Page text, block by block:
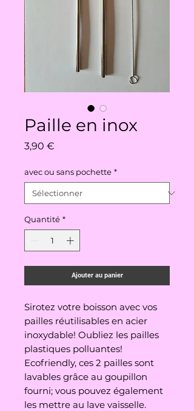
Paille en inox
3,90 €
avec ou sans pochette *
Quantité *
Ajouter au panier
Sirotez votre boisson avec vos
pailles réutilisables en acier
inoxydable! Oubliez les pailles
plastiques polluantes!
Ecofriendly, ces 2 pailles sont
lavables grâce au goupillon
fourni; vous pouvez également
les mettre au lave vaisselle.